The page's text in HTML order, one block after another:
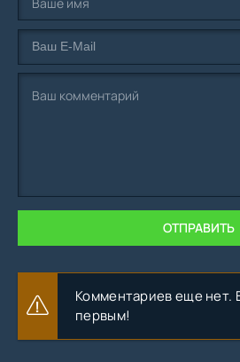
ОТПРАВИТЬ
Комментариев еще нет.
первым!